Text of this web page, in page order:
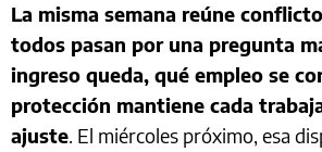
La misma semana reúne
todos pasan por una pregunta
ingreso queda, qué empleo se
protección mantiene cada
ajuste. El miércoles próximo, esa